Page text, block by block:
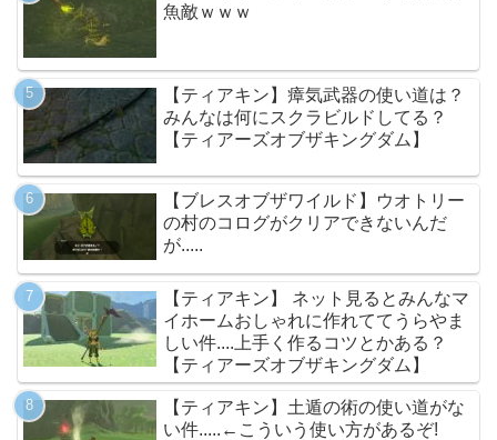
魚敵ｗｗｗ
【ティアキン】瘴気武器の使い道は？
みんなは何にスクラビルドしてる？
【ティアーズオブザキングダム】
【ブレスオブザワイルド】ウオトリー
の村のコログがクリアできないんだ
が.....
【ティアキン】 ネット見るとみんなマ
イホームおしゃれに作れててうらやま
しい件....上手く作るコツとかある？
【ティアーズオブザキングダム】
【ティアキン】土遁の術の使い道がな
い件.....←こういう使い方があるぞ!